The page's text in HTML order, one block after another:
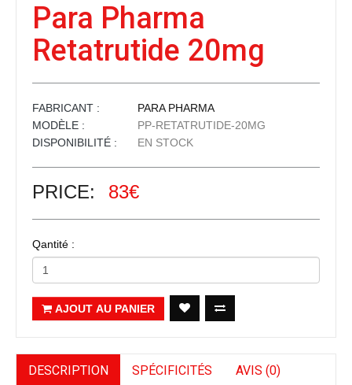
Para Pharma
Retatrutide 20mg
FABRICANT :
PARA PHARMA
MODÈLE :
PP-RETATRUTIDE-20MG
DISPONIBILITÉ :
EN STOCK
PRICE: 83€
Qantité :
AJOUT AU PANIER
DESCRIPTION SPÉCIFICITÉS AVIS (0)